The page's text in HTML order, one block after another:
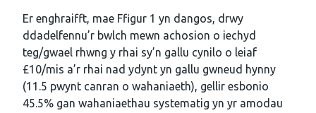
Er enghraifft, mae Ffigur 1 yn dangos, drwy
ddadelfennu’r bwlch mewn achosion o iechyd
teg/gwael rhwng y rhai sy’n gallu cynilo o leiaf
£10/mis a’r rhai nad ydynt yn gallu gwneud hynny
(11.5 pwynt canran o wahaniaeth), gellir esbonio
45.5% gan wahaniaethau systematig yn yr amodau